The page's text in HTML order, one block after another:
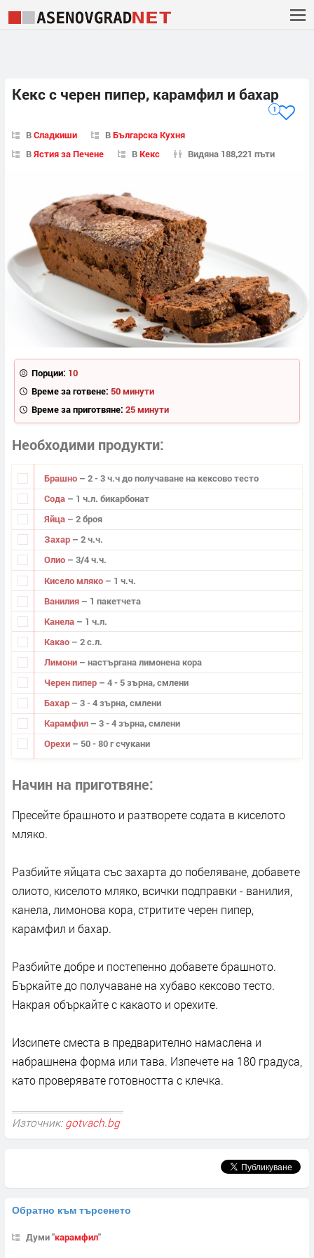
Кекс с черен пипер, карамфил и бахар
1
ВСладкиши ВБългарска Кухня
ВЯстия за Печене ВКекс Видяна 188,221 пъти
Порции: 10
Време за готвене: 50 минути
Време за приготвяне: 25 минути
Необходими продукти
Брашно – 2 - 3 ч.ч до получаване на кексово тесто
Сода – 1 ч.л. бикарбонат
Яйца – 2 броя
Захар – 2 ч.ч.
Олио – 3/4 ч.ч.
Кисело мляко – 1 ч.ч.
Ванилия – 1 пакетчета
Канела – 1 ч.л.
Какао – 2 с.л.
Лимони – настъргана лимонена кора
Черен пипер – 4 - 5 зърна, смлени
Бахар – 3 - 4 зърна, смлени
Карамфил – 3 - 4 зърна, смлени
Орехи – 50 - 80 г счукани
Начин на приготвяне
Пресейте брашното и разтворете содата в киселото
мляко.
Разбийте яйцата със захарта до побеляване, добавете
олиото, киселото мляко, всички подправки - ванилия,
канела, лимонова кора, стритите черен пипер,
карамфил и бахар.
Разбийте добре и постепенно добавете брашното.
Бъркайте до получаване на хубаво кексово тесто.
Накрая объркайте с какаото и орехите.
Изсипете сместа в предварително намаслена и
набрашнена форма или тава. Изпечете на 180 градуса,
като проверявате готовността с клечка.
Източник: gotvach.bg
Обратно към търсенето
Думи "карамфил"